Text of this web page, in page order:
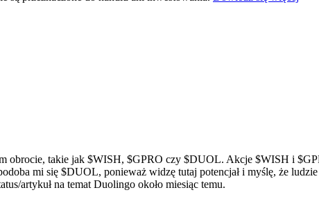
obrocie, takie jak $WISH, $GPRO czy $DUOL. Akcje $WISH i
mi się $DUOL, ponieważ widzę tutaj potencjał i myślę, że
artykuł na temat Duolingo około miesiąc temu.